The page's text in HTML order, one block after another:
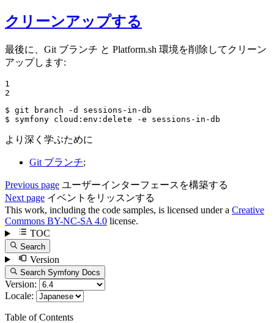
クリーンアップする
最後に、Git ブランチ と Platform.sh 環境を削除してクリーン
アップします:
1
2
$
$ symfony cloud:env:delete -e sessions-in-db
より深く学ぶために
Git ブランチ;
Previous page ユーザーインターフェースを構築する
Next page イベントをリッスンする
This work, including the code samples, is licensed under a Creative
Commons BY-NC-SA 4.0 license.
TOC
Search
Version
Search Symfony Docs
Version:
Locale:
Table of Contents